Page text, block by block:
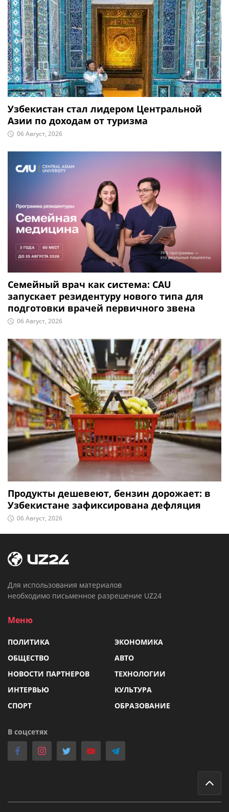
Узбекистан стал лидером Центральной
Азии по доходам от туризма
06 Август, 2026
Семейный врач как система: CAU
запускает резидентуру нового типа для
подготовки врачей первичного звена
06 Август, 2026
Продукты дешевеют, бензин дорожает: в
Узбекистане зафиксирована дефляция
06 Август, 2026
Для использования материалов
необходимо письменное разрешение UZ24
Меню
ПОЛИТИКА
ЭКОНОМИКА
ОБЩЕСТВО
АВТО
НОВОСТИ ПАРТНЕРОВ
ТЕХНОЛОГИИ
ИНТЕРВЬЮ
КУЛЬТУРА
СПОРТ
ОБРАЗОВАНИЕ
В соцсетях